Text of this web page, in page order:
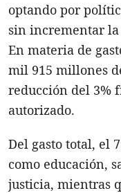
optando por
sin incrementar
En materia de
mil 915 millones
reducción del 3%
autorizado.
Del gasto total, el
como educación,
justicia, mientras